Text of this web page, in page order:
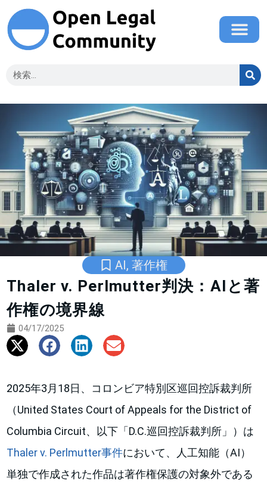
AI, 著作権
Thaler v. Perlmutter判決：AIと著
作権の境界線
04/17/2025
2025年3月18日、コロンビア特別区巡回控訴裁判所
（United States Court of Appeals for the District of
Columbia Circuit、以下「D.C.巡回控訴裁判所」）は
Thaler v. Perlmutter事件において、人工知能（AI）
単独で作成された作品は著作権保護の対象外である